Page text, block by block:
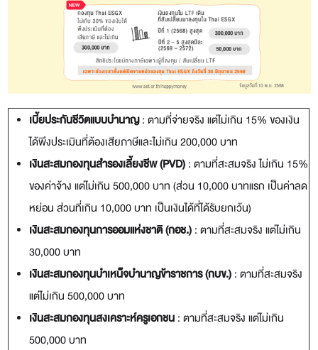
เบี้ยประกันชีวิตแบบบำนาญ: ตามที่จ่ายจริง แต่ไม่เกิน 15% ของเงิน
ได้พึงประเมินที่ต้องเสียภาษีและไม่เกิน 200,000 บาท
เงินสะสมกองทุนสำรองเลี้ยงชีพ (PVD): ตามที่สะสมจริง ไม่เกิน 15%
ของค่าจ้าง แต่ไม่เกิน 500,000 บาท (ส่วน 10,000 บาทแรก เป็นค่าลด
หย่อน ส่วนที่เกิน 10,000 บาท เป็นเงินได้ที่ได้รับยกเว้น)
เงินสะสมกองทุนการออมแห่งชาติ (กอช.): ตามที่สะสมจริง แต่ไม่เกิน
30,000 บาท
เงินสะสมกองทุนบำเหน็จบำนาญข้าราชการ (กบข.): ตามที่สะสมจริง
แต่ไม่เกิน 500,000 บาท
เงินสะสมกองทุนสงเคราะห์ครูเอกชน: ตามที่สะสมจริง แต่ไม่เกิน
500,000 บาท